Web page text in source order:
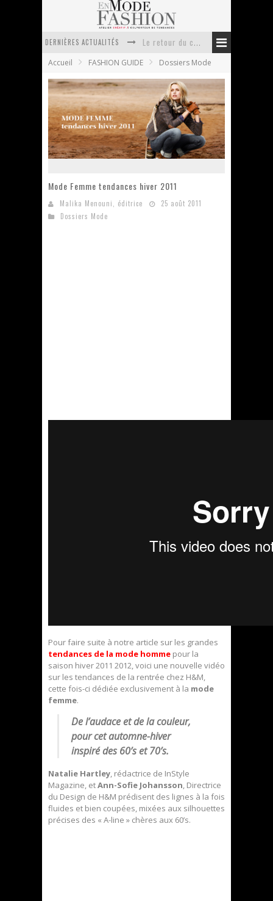
DERNIÈRES ACTUALITÉS
Le retour du cachemire version casual
Doudoune pour femme : choisir la pièce idéale entre style, chaleur et durabilité
La trousse de toilette : l’accessoire indispensable de voyage
Week-end spa en automne : quel maillot de bain choisir ?
Pourquoi le costume sur mesure à Paris est un incontournable de l’élégance contemporaine ?
Anti chute cheveux homme : quelles solutions pour renforcer sa chevelure ?
Accueil FASHION GUIDE Dossiers Mode
Mode Femme tendances hiver 2011
Malika Menouni, éditrice
25 août 2011
Dossiers Mode
Pour faire suite à notre article sur les grandes
tendances de la mode homme pour la
saison hiver 2011 2012, voici une nouvelle vidéo
sur les tendances de la rentrée chez H&M,
cette fois-ci dédiée exclusivement à la mode
femme.
De l’audace et de la couleur,
pour cet automne-hiver
inspiré des 60’s et 70’s.
Natalie Hartley, rédactrice de InStyle
Magazine, etAnn-Sofie Johansson, Directrice
du Design de H&M prédisent des lignes à la fois
fluides et bien coupées, mixées aux silhouettes
précises des « A-line » chères aux 60’s.